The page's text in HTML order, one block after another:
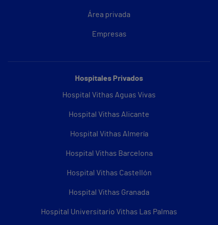
Área privada
Empresas
Hospitales Privados
Hospital Vithas Aguas Vivas
Hospital Vithas Alicante
Hospital Vithas Almería
Hospital Vithas Barcelona
Hospital Vithas Castellón
Hospital Vithas Granada
Hospital Universitario Vithas Las Palmas